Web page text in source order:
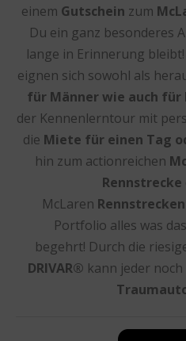
einem Gutschein zum
Du ein ganz besonderes
lange in Erinnerung
eignen sich sowohl als
für Männer wie auch für
der Kennenlerntour mit
die Miete für einen Tag
hin zum actionreichen
Rennstrecke
McLaren
Portfolio alles was
begehrt! Durch die
DRIVAR® kann jeder